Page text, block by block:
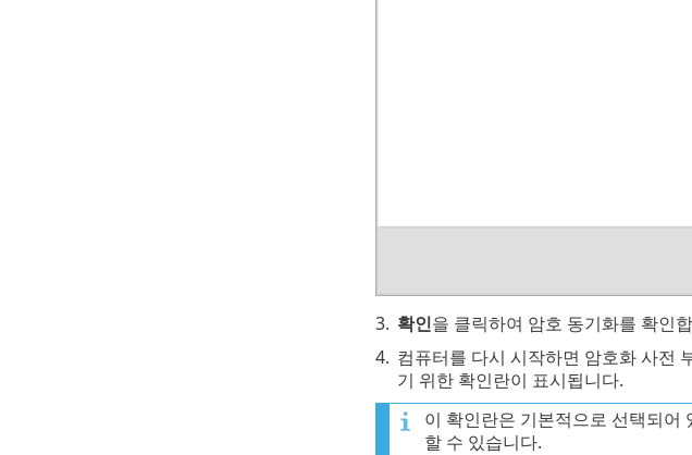
3. 확인을 클릭하여 암호 동기화를 확인
4. 컴퓨터를 다시 시작하면 암호화 사전
기 위한 확인란이 표시됩니다.
이 확인란은 기본적으로 선택되
할 수 있습니다.